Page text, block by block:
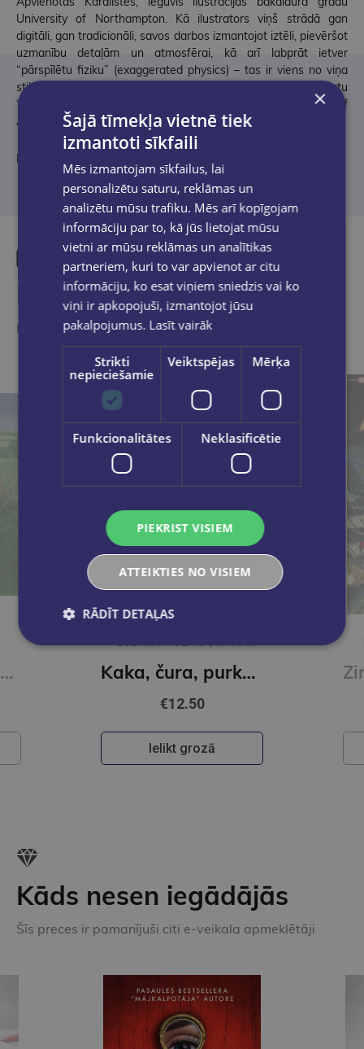
University of Northampton. Kā ilustrators viņš strādā gan
digitāli, gan tradicionāli, savos darbos izmantojot iztēli, pievēršot
uzmanību detaļām un atmosfērai, kā arī labprāt ietver
“pārspīlētu fiziku” (exaggerated physics) – tas ir viens no viņa
stila elementiem. Pirms šīs grāmatas viņš debitēja ar grāmatu
“Wish” (2019). K.Sanderss ir arī pasniedzējs Northern School of
Art.
No angļu valodas tulkojusi un atdzejojusi Ilona Ozoliņa-Čiu
Līdzīgas preces
Ieskaties, varbūt noder
Pļavā. Grāmata ar lukturīti Kaka, čura, purkšķis
€12.50
Ielikt grozā
Kāds nesen iegādājās
Šīs preces ir pamanījuši citi e-veikala apmeklētāji
×
Šajā tīmekļa vietnē tiek
izmantoti sīkfaili
Mēs izmantojam sīkfailus, lai
personalizētu saturu, reklāmas un
analizētu mūsu trafiku. Mēs arī kopīgojam
informāciju par to, kā jūs lietojat mūsu
vietni ar mūsu reklāmas un analītikas
partneriem, kuri to var apvienot ar citu
informāciju, ko esat viņiem sniedzis vai ko
viņi ir apkopojuši, izmantojot jūsu
pakalpojumus. Lasīt vairāk
Strikti
nepieciešamie
Veiktspējas Mērķa
Funkcionalitātes Neklasificētie
PIEKRIST VISIEM
ATTEIKTIES NO VISIEM
RĀDĪT DETAĻAS